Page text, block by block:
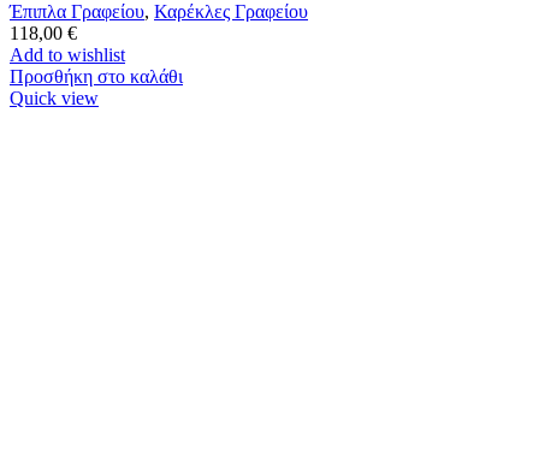
Έπιπλα Γραφείου, Καρέκλες Γραφείου
118,00 €
Add to wishlist
Προσθήκη στο καλάθι
Quick view